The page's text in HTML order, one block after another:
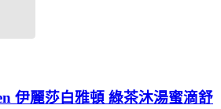
伊麗莎白雅頓 綠茶沐湯蜜滴舒